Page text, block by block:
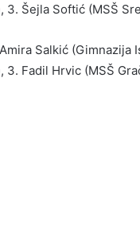
3. Šejla Softić (MSŠ
Amira Salkić
3. Fadil Hrvic (MSŠ